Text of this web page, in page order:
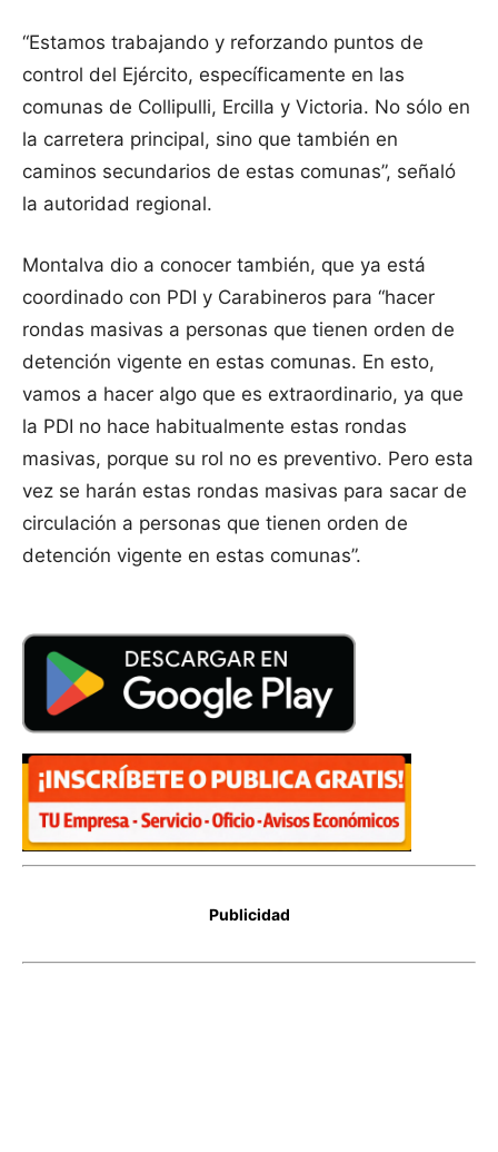
“Estamos trabajando y reforzando puntos de
control del Ejército, específicamente en las
comunas de Collipulli, Ercilla y Victoria. No sólo en
la carretera principal, sino que también en
caminos secundarios de estas comunas”, señaló
la autoridad regional.
Montalva dio a conocer también, que ya está
coordinado con PDI y Carabineros para “hacer
rondas masivas a personas que tienen orden de
detención vigente en estas comunas. En esto,
vamos a hacer algo que es extraordinario, ya que
la PDI no hace habitualmente estas rondas
masivas, porque su rol no es preventivo. Pero esta
vez se harán estas rondas masivas para sacar de
circulación a personas que tienen orden de
detención vigente en estas comunas”.
Publicidad